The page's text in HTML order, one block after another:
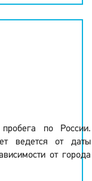
по России.
ведется от даты
от города